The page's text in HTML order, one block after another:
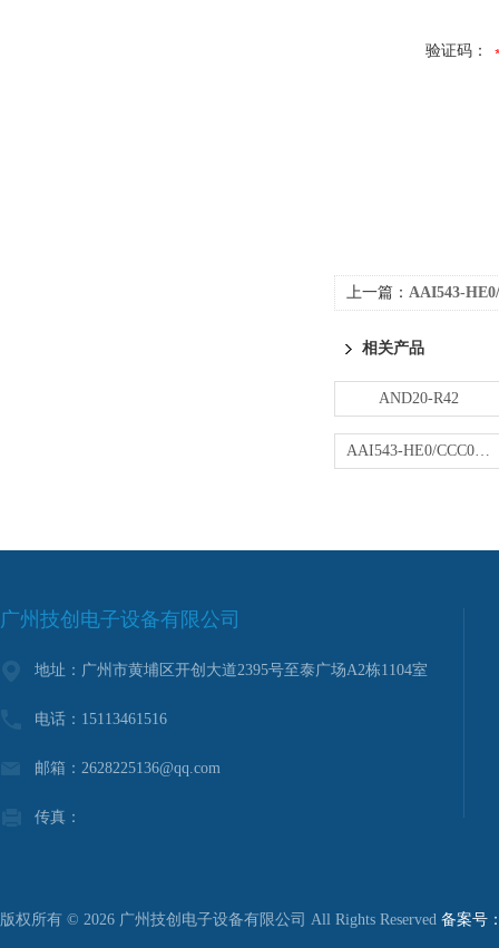
验证码：
上一篇： AAI543-
相关产品
AND20-R42
AAI543-HE0/CCC01输出模块
广州技创电子设备有限公司
地址：广州市黄埔区开创大道2395号至泰广场A2栋1104室
电话：15113461516
邮箱：2628225136@qq.com
传真：
版权所有 © 2026 广州技创电子设备有限公司 All Rights Reserved 备案号